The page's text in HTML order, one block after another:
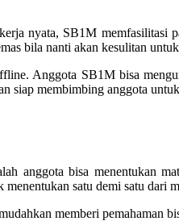
nyata, SB1M memfasilitasi
bila nanti akan kesulitan
Anggota SB1M bisa
membimbing anggota
anggota bisa menentukan
satu demi satu dari
memberi pemahaman